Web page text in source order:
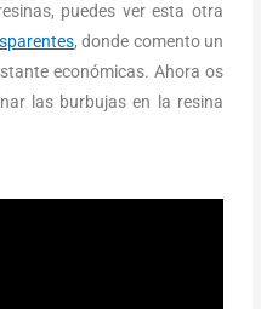
puedes ver esta otra
, donde comento un
económicas. Ahora os
las burbujas en la resina